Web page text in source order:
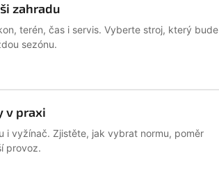
zahradu
terén, čas i servis. Vyberte stroj, který bude
sezónu.
v praxi
i vyžínač. Zjistěte, jak vybrat normu, poměr
provoz.